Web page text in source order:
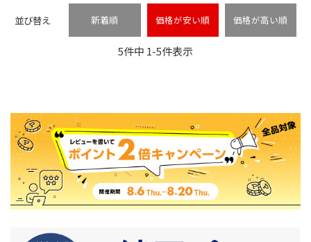
並び替え 新着順 価格が安い順 価格が高い順
5件中 1-5件表示